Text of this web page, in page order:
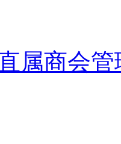
属商会管